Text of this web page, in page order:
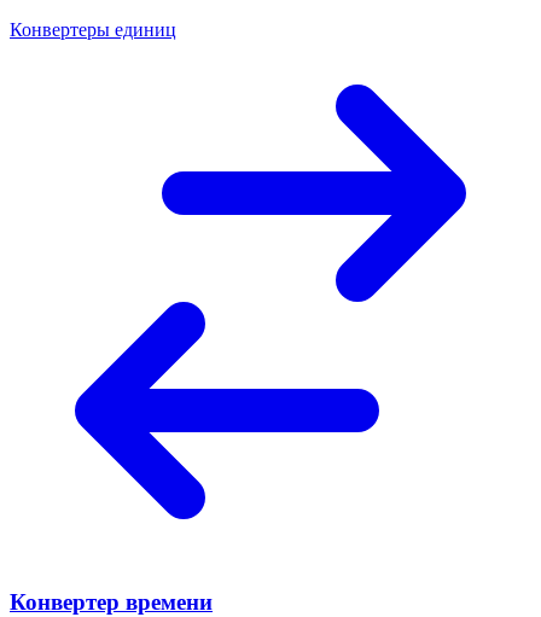
Конвертеры единиц
Конвертер времени